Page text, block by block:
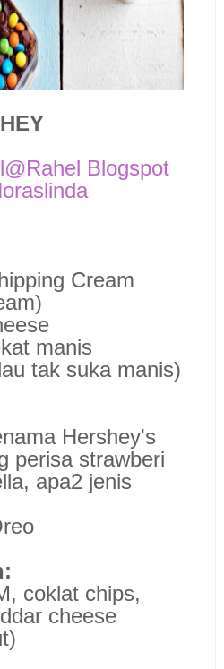
Blogspot
Cream
manis
tak suka manis)
Hershey's
perisa strawberi
apa2 jenis
coklat chips,
cheese